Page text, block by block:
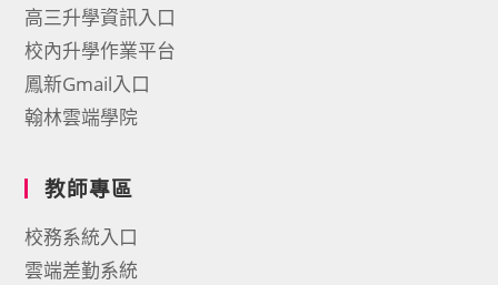
高三升學資訊入口
校內升學作業平台
鳳新Gmail入口
翰林雲端學院
教師專區
校務系統入口
雲端差勤系統